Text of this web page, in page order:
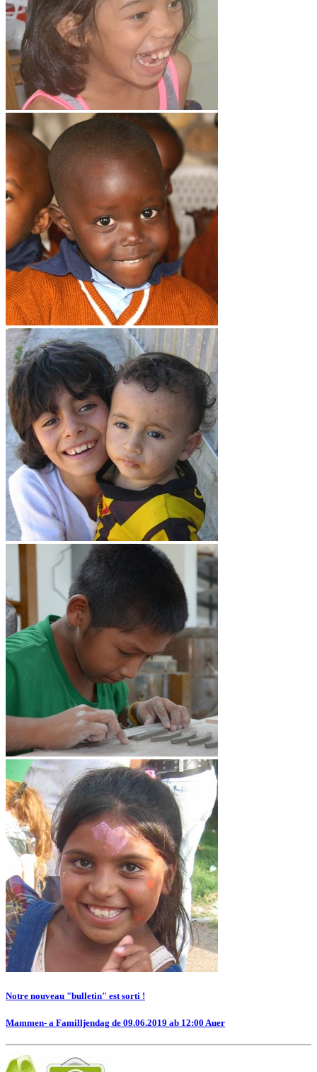
Notre nouveau "bulletin" est sorti !
Mammen- a Familljendag de 09.06.2019 ab 12:00 Auer